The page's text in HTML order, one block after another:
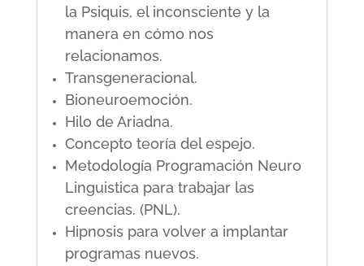
la Psiquis, el inconsciente y la
manera en cómo nos
relacionamos.
Transgeneracional.
Bioneuroemoción.
Hilo de Ariadna.
Concepto teoría del espejo.
Metodología Programación Neuro
Linguistica para trabajar las
creencias. (PNL).
Hipnosis para volver a implantar
programas nuevos.